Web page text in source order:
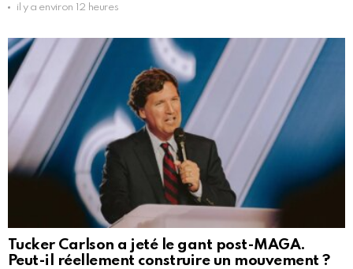
il y a environ 12 heures
Tucker Carlson a jeté le gant post-MAGA.
Peut-il réellement construire un mouvement ?